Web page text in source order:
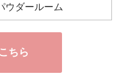
ウダールーム
ちら